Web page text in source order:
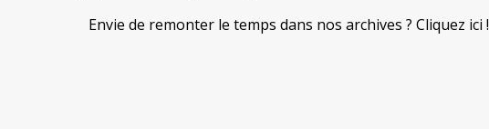
Envie de remonter le temps dans nos archives ? Cliquez ici !